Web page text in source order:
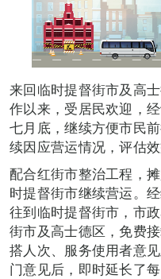
来回临时提督街市及高
作以来，受居民欢迎，
七月底，继续方便市民
续因应营运情况，评估效
配合红街市整治工程，
时提督街市继续营运。
往到临时提督街市，市
街市及高士德区，免费
搭人次、服务使用者意
门意见后，即时延长了